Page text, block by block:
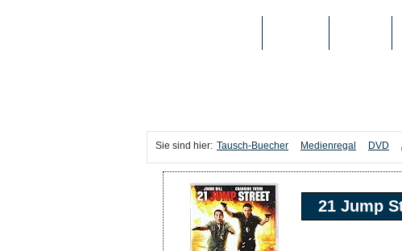
Sie sind hier: Tausch-Buecher Medienregal DVD
21 Jump